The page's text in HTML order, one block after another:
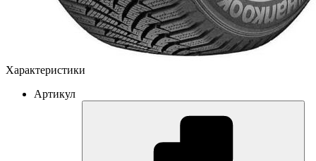
Характеристики
Артикул